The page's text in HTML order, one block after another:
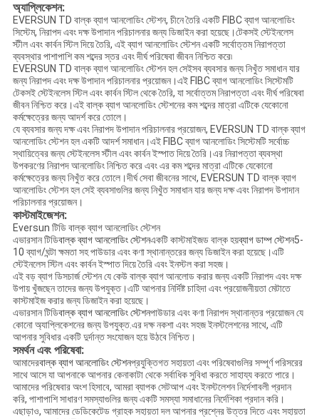
অ্যাপ্লিকেশন:
EVERSUN TD বাল্ক ব্যাগ আনলোডিং স্টেশন, চীনে তৈরি একটি FIBC ব্যাগ আনলোডিং
সিস্টেম, নিরাপদ এবং দক্ষ উপাদান পরিচালনার জন্য ডিজাইন করা হয়েছে।টেকসই স্টেইনলেস
স্টীল এবং কার্বন স্টিল দিয়ে তৈরি, এই ব্যাগ আনলোডিং স্টেশন একটি সর্বোত্তম নিরাপত্তা
ব্যবস্থার পাশাপাশি কম শব্দের স্তর এবং দীর্ঘ পরিষেবা জীবন নিশ্চিত করে৷
EVERSUN TD বাল্ক ব্যাগ আনলোডিং স্টেশন হল সেইসব ব্যবসার জন্য নিখুঁত সমাধান যার
জন্য নিরাপদ এবং দক্ষ উপাদান পরিচালনার প্রয়োজন।এই FIBC ব্যাগ আনলোডিং সিস্টেমটি
টেকসই স্টেইনলেস স্টিল এবং কার্বন স্টিল থেকে তৈরি, যা সর্বোত্তম নিরাপত্তা এবং দীর্ঘ পরিষেবা
জীবন নিশ্চিত করে।এই বাল্ক ব্যাগ আনলোডিং স্টেশনের কম শব্দের মাত্রা এটিকে যেকোনো
কর্মক্ষেত্রের জন্য আদর্শ করে তোলে।
যে ব্যবসার জন্য দক্ষ এবং নিরাপদ উপাদান পরিচালনার প্রয়োজন, EVERSUN TD বাল্ক ব্যাগ
আনলোডিং স্টেশন হল একটি আদর্শ সমাধান।এই FIBC ব্যাগ আনলোডিং সিস্টেমটি সর্বোচ্চ
স্থায়িত্বের জন্য স্টেইনলেস স্টীল এবং কার্বন ইস্পাত দিয়ে তৈরি।এর নিরাপত্তা ব্যবস্থা
উপকরণের নিরাপদ আনলোডিং নিশ্চিত করে এবং এর কম শব্দের মাত্রা এটিকে যেকোনো
কর্মক্ষেত্রের জন্য নিখুঁত করে তোলে।দীর্ঘ সেবা জীবনের সাথে, EVERSUN TD বাল্ক ব্যাগ
আনলোডিং স্টেশন হল সেই ব্যবসাগুলির জন্য নিখুঁত সমাধান যার জন্য দক্ষ এবং নিরাপদ উপাদান
পরিচালনার প্রয়োজন।
কাস্টমাইজেশন:
Eversun টিডি বাল্ক ব্যাগ আনলোডিং স্টেশন
এভারসান টিডিবাল্ক ব্যাগ আনলোডিং স্টেশনএকটি কাস্টমাইজড বাল্ক হয়ব্যাগ ডাম্প স্টেশন5-
10 ব্যাগ/ঘন্টা ক্ষমতা সহ পাউডার এবং কণা স্থানান্তরের জন্য ডিজাইন করা হয়েছে।এটি
স্টেইনলেস স্টিল এবং কার্বন ইস্পাত দিয়ে তৈরি এবং ইনস্টল করা সহজ।
এই বড় ব্যাগ ডিসচার্জ স্টেশন যে কেউ বাল্ক ব্যাগ আনলোড করার জন্য একটি নিরাপদ এবং দক্ষ
উপায় খুঁজছেন তাদের জন্য উপযুক্ত।এটি আপনার নির্দিষ্ট চাহিদা এবং প্রয়োজনীয়তা মেটাতে
কাস্টমাইজ করার জন্য ডিজাইন করা হয়েছে।
এভারসান টিডিবাল্ক ব্যাগ আনলোডিং স্টেশনপাউডার এবং কণা নিরাপদ স্থানান্তর প্রয়োজন যে
কোনো অ্যাপ্লিকেশনের জন্য উপযুক্ত.এর দক্ষ নকশা এবং সহজ ইনস্টলেশনের সাথে, এটি
আপনার সুবিধার একটি দুর্দান্ত সংযোজন হয়ে উঠবে নিশ্চিত।
সমর্থন এবং পরিষেবা:
আমাদেরবাল্ক ব্যাগ আনলোডিং স্টেশনপ্রযুক্তিগত সহায়তা এবং পরিষেবাগুলির সম্পূর্ণ পরিসরের
সাথে আসে যা আপনাকে আপনার কেনাকাটা থেকে সর্বাধিক সুবিধা করতে সাহায্য করতে পারে।
আমাদের পরিষেবার অংশ হিসাবে, আমরা ব্যাপক সেটআপ এবং ইনস্টলেশন নির্দেশাবলী প্রদান
করি, পাশাপাশি সাধারণ সমস্যাগুলির জন্য একটি সমস্যা সমাধানের নির্দেশিকা প্রদান করি।
এছাড়াও, আমাদের ডেডিকেটেড গ্রাহক সহায়তা দল আপনার প্রশ্নের উত্তর দিতে এবং সহায়তা